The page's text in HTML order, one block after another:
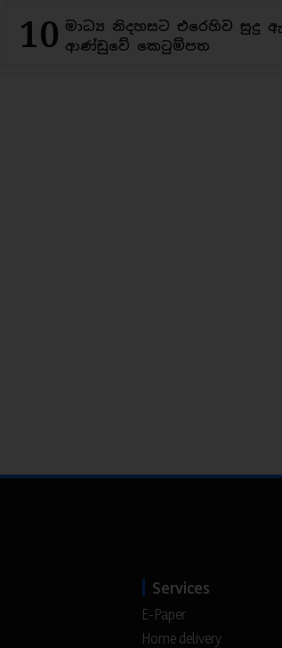
10 මාධ්‍ය නිදහසට එරෙහිව සුදු
ආණ්ඩුවේ කෙටුම්පත
Services
E-Paper
Home delivery